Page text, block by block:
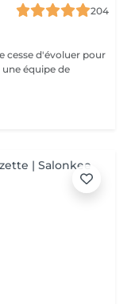
204
cesse d'évoluer pour
une équipe de